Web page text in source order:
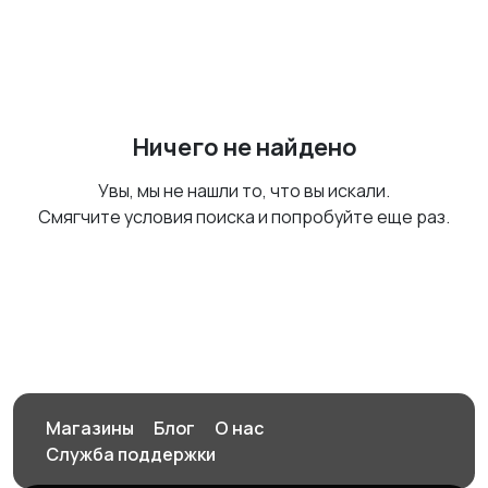
Ничего не найдено
Увы, мы не нашли то, что вы искали.
Смягчите условия поиска и попробуйте еще раз.
Магазины Блог
О нас
Служба поддержки